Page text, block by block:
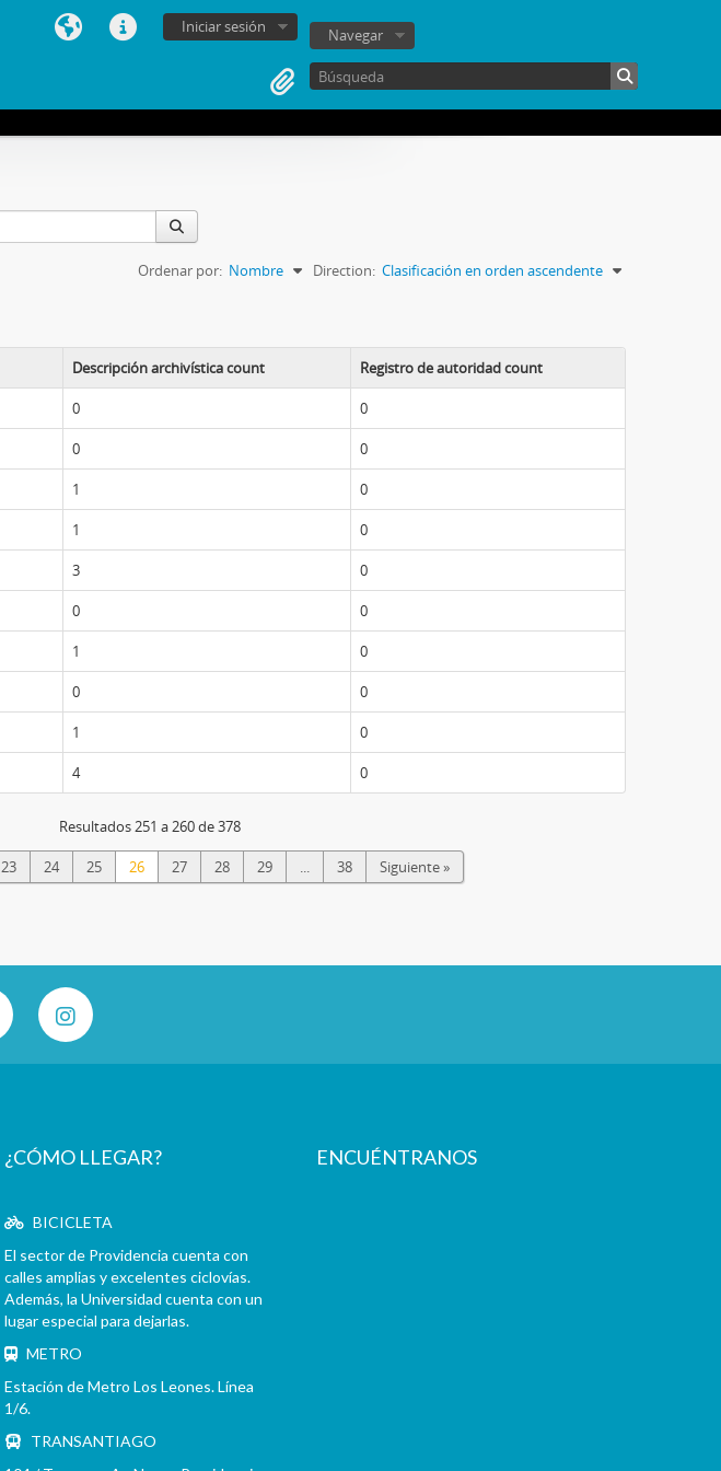
Iniciar sesión Navegar
Ordenar por: Nombre Direction: Clasificación en orden ascendente
Descripción archivística count Registro de autoridad count
0 0
0 0
1 0
1 0
3 0
0 0
1 0
0 0
1 0
4 0
Resultados 251 a 260 de 378
23 24 25 26 27 28 29 ... 38 Siguiente »
¿CÓMO LLEGAR?
BICICLETA
El sector de Providencia cuenta con
calles amplias y excelentes ciclovías.
Además, la Universidad cuenta con un
lugar especial para dejarlas.
METRO
Estación de Metro Los Leones. Línea
1/6.
TRANSANTIAGO
ENCUÉNTRANOS